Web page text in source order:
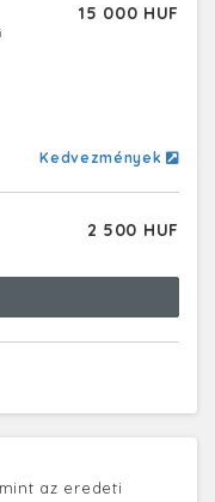
15 000 HUF
Kedvezmények
2 500 HUF
az eredeti